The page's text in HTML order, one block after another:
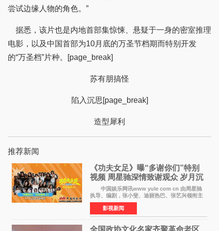
尝试边缘人物的角色。”
据悉，该片也是内地首部集惊悚、悬疑于一身的密室推理
电影，以及中国首部为10月底的万圣节档期而特别开发
的“万圣档”片种。[page_break]
苏有朋搞怪
陷入沉思[page_break]
造型犀利
推荐新闻
《功夫女足》曝“多谢你们”特别
视频 周星驰深情致谢观众 岁月沉
淀不灭初心
中国娱乐网讯www yule com cn 由周星驰
执导、编剧，张小斐、迪丽热巴、张艺兴领衔主
演，刘嘉玲、佐藤健特别出演，艾米、雪野、蔡
思贝、胡予安、倪好特别介绍的喜剧电影《功夫
女足》释出多谢你
影视新闻
全国政协文化名家齐聚革命老区